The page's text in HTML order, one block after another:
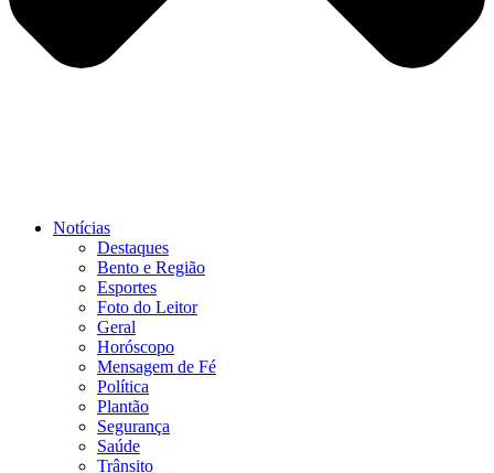
Notícias
Destaques
Bento e Região
Esportes
Foto do Leitor
Geral
Horóscopo
Mensagem de Fé
Política
Plantão
Segurança
Saúde
Trânsito